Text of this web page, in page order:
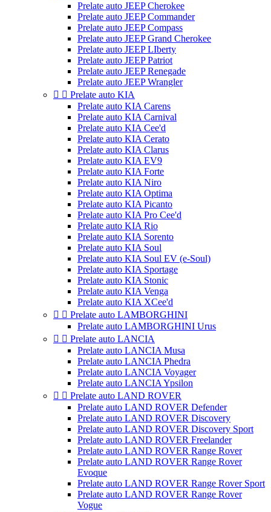
Prelate auto JEEP Cherokee
Prelate auto JEEP Commander
Prelate auto JEEP Compass
Prelate auto JEEP Grand Cherokee
Prelate auto JEEP LIberty
Prelate auto JEEP Patriot
Prelate auto JEEP Renegade
Prelate auto JEEP Wrangler
  Prelate auto KIA
Prelate auto KIA Carens
Prelate auto KIA Carnival
Prelate auto KIA Cee'd
Prelate auto KIA Cerato
Prelate auto KIA Clarus
Prelate auto KIA EV9
Prelate auto KIA Forte
Prelate auto KIA Niro
Prelate auto KIA Optima
Prelate auto KIA Picanto
Prelate auto KIA Pro Cee'd
Prelate auto KIA Rio
Prelate auto KIA Sorento
Prelate auto KIA Soul
Prelate auto KIA Soul EV (e-Soul)
Prelate auto KIA Sportage
Prelate auto KIA Stonic
Prelate auto KIA Venga
Prelate auto KIA XCee'd
  Prelate auto LAMBORGHINI
Prelate auto LAMBORGHINI Urus
  Prelate auto LANCIA
Prelate auto LANCIA Musa
Prelate auto LANCIA Phedra
Prelate auto LANCIA Voyager
Prelate auto LANCIA Ypsilon
  Prelate auto LAND ROVER
Prelate auto LAND ROVER Defender
Prelate auto LAND ROVER Discovery
Prelate auto LAND ROVER Discovery Sport
Prelate auto LAND ROVER Freelander
Prelate auto LAND ROVER Range Rover
Prelate auto LAND ROVER Range Rover
Evoque
Prelate auto LAND ROVER Range Rover Sport
Prelate auto LAND ROVER Range Rover
Vogue